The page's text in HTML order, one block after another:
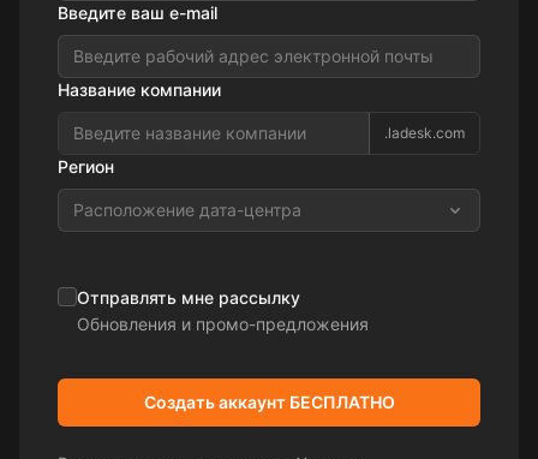
Введите ваш e-mail
Название компании
.ladesk.com
Регион
Расположение дата-центра
Отправлять мне рассылку
Обновления и промо-предложения
Создать аккаунт БЕСПЛАТНО